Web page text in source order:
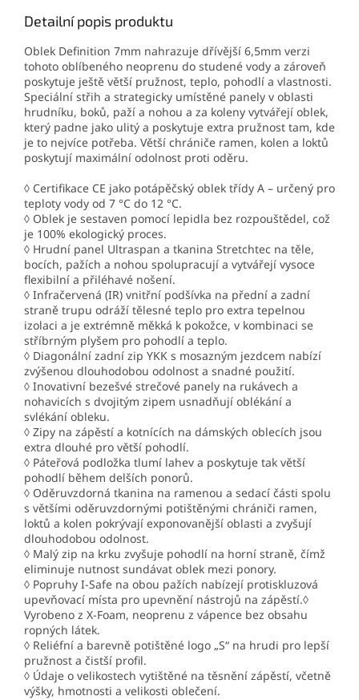
Detailní popis produktu
Oblek Definition 7mm nahrazuje dřívější 6,5mm verzi
tohoto oblíbeného neoprenu do studené vody a zároveň
poskytuje ještě větší pružnost, teplo, pohodlí a vlastnosti.
Speciální střih a strategicky umístěné panely v oblasti
hrudníku, boků, paží a nohou a za koleny vytvářejí oblek,
který padne jako ulitý a poskytuje extra pružnost tam, kde
je to nejvíce potřeba. Větší chrániče ramen, kolen a loktů
poskytují maximální odolnost proti oděru.
◊ Certifikace CE jako potápěčský oblek třídy A – určený pro
teploty vody od 7 °C do 12 °C.
◊ Oblek je sestaven pomocí lepidla bez rozpouštědel, což
je 100% ekologický proces.
◊ Hrudní panel Ultraspan a tkanina Stretchtec na těle,
bocích, pažích a nohou spolupracují a vytvářejí vysoce
flexibilní a přiléhavé nošení.
◊ Infračervená (IR) vnitřní podšívka na přední a zadní
straně trupu odráží tělesné teplo pro extra tepelnou
izolaci a je extrémně měkká k pokožce, v kombinaci se
stříbrným plyšem pro pohodlí a teplo.
◊ Diagonální zadní zip YKK s mosazným jezdcem nabízí
zvýšenou dlouhodobou odolnost a snadné použití.
◊ Inovativní bezešvé strečové panely na rukávech a
nohavicích s dvojitým zipem usnadňují oblékání a
svlékání obleku.
◊ Zipy na zápěstí a kotnících na dámských oblecích jsou
extra dlouhé pro větší pohodlí.
◊ Páteřová podložka tlumí lahev a poskytuje tak větší
pohodlí během delších ponorů.
◊ Oděruvzdorná tkanina na ramenou a sedací části spolu
s většími oděruvzdornými potištěnými chrániči ramen,
loktů a kolen pokrývají exponovanější oblasti a zvyšují
dlouhodobou odolnost.
◊ Malý zip na krku zvyšuje pohodlí na horní straně, čímž
eliminuje nutnost sundávat oblek mezi ponory.
◊ Popruhy I-Safe na obou pažích nabízejí protiskluzová
upevňovací místa pro upevnění nástrojů na zápěstí.◊
Vyrobeno z X-Foam, neoprenu z vápence bez obsahu
ropných látek.
◊ Reliéfní a barevně potištěné logo „S“ na hrudi pro lepší
pružnost a čistší profil.
◊ Údaje o velikostech vytištěné na těsnění zápěstí, včetně
výšky, hmotnosti a velikosti oblečení.